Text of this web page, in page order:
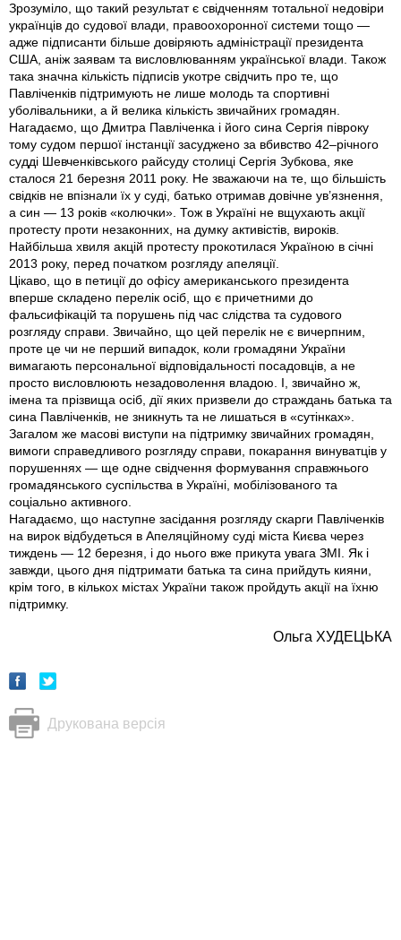
Зрозуміло, що такий результат є свідченням тотальної недовіри
українців до судової влади, правоохоронної системи тощо —
адже підписанти більше довіряють адміністрації президента
США, аніж заявам та висловлюванням української влади. Також
така значна кількість підписів укотре свідчить про те, що
Павліченків підтримують не лише молодь та спортивні
уболівальники, а й велика кількість звичайних громадян.
Нагадаємо, що Дмитра Павліченка і його сина Сергія півроку
тому судом першої інстанції засуджено за вбивство 42–річного
судді Шевченківського райсуду столиці Сергія Зубкова, яке
сталося 21 березня 2011 року. Не зважаючи на те, що більшість
свідків не впізнали їх у суді, батько отримав довічне ув’язнення,
а син — 13 років «колючки». Тож в Україні не вщухають акції
протесту проти незаконних, на думку активістів, вироків.
Найбільша хвиля акцій протесту прокотилася Україною в січні
2013 року, перед початком розгляду апеляції.
Цікаво, що в петиції до офісу американського президента
вперше складено перелік осіб, що є причетними до
фальсифікацій та порушень під час слідства та судового
розгляду справи. Звичайно, що цей перелік не є вичерпним,
проте це чи не перший випадок, коли громадяни України
вимагають персональної відповідальності посадовців, а не
просто висловлюють незадоволення владою. І, звичайно ж,
імена та прізвища осіб, дії яких призвели до страждань батька та
сина Павліченкiв, не зникнуть та не лишаться в «сутінках».
Загалом же масові виступи на підтримку звичайних громадян,
вимоги справедливого розгляду справи, покарання винуватців у
порушеннях — ще одне свідчення формування справжнього
громадянського суспільства в Україні, мобілізованого та
соціально активного.
Нагадаємо, що наступне засідання розгляду скарги Павліченків
на вирок відбудеться в Апеляційному суді міста Києва через
тиждень — 12 березня, i до нього вже прикута увага ЗМІ. Як і
завжди, цього дня підтримати батька та сина прийдуть кияни,
крім того, в кількох містах України також пройдуть акції на їхню
підтримку.
Ольга ХУДЕЦЬКА
Друкована версія